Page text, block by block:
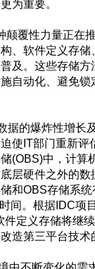
为重要。
颠覆性力量正在
、软件定义存储
及。这些存储方
自动化、避免锁
据的爆炸性增长
使IT部门重新评
(OBS)中，计算
层硬件之外的数
和OBS存储系
间。根据IDC项
件定义存储将继
造第三平台技术